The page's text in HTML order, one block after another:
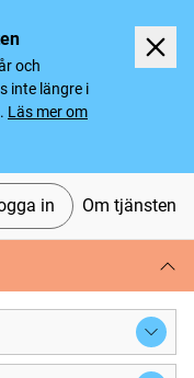
och
inte längre i
Läs mer om
in Om tjänsten